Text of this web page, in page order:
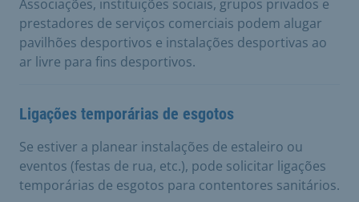
Associações, instituições sociais, grupos privados e
prestadores de serviços comerciais podem alugar
pavilhões desportivos e instalações desportivas ao
ar livre para fins desportivos.
Ligações temporárias de esgotos
Se estiver a planear instalações de estaleiro ou
eventos (festas de rua, etc.), pode solicitar ligações
temporárias de esgotos para contentores sanitários.